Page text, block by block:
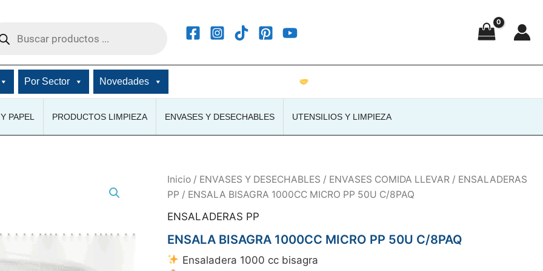
Por Sector Novedades
PAPEL PRODUCTOS LIMPIEZA ENVASES Y DESECHABLES UTENSILIOS Y LIMPIEZA
Inicio / ENVASES Y DESECHABLES / ENVASES COMIDA LLEVAR / ENSALADERAS
PP / ENSALA BISAGRA 1000CC MICRO PP 50U C/8PAQ
ENSALADERAS PP
ENSALA BISAGRA 1000CC MICRO PP 50U C/8PAQ
Ensaladera 1000 cc bisagra